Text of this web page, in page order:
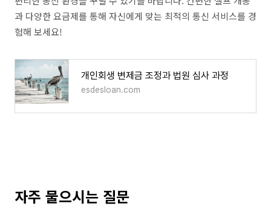
과 다양한 요금제를 통해 자신에게 맞는 최적의 통신 서비스를 경
험해 보세요!
개인회생 변제금 조정과 법원 심사 과정
esdesloan.com
자주 물으시는 질문